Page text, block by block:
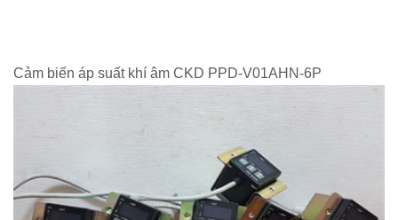
Cảm biến áp suất khí âm CKD PPD-V01AHN-6P